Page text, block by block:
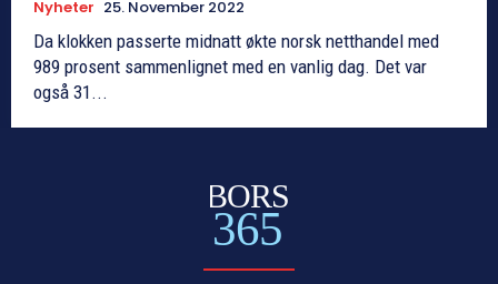
Nyheter 25. November 2022
Da klokken passerte midnatt økte norsk netthandel med
989 prosent sammenlignet med en vanlig dag. Det var
også 31...
BORS
365